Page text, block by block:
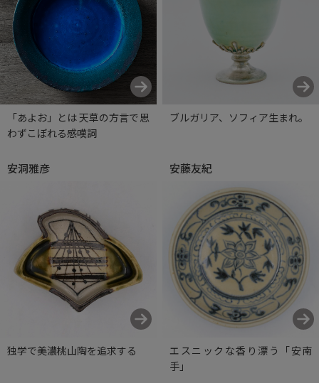
「あよお」とは 天草の方言で思
わずこぼれる感嘆詞
ブルガリア、ソフィア生まれ。
安洞雅彦
独学で美濃桃山陶を追求する
安藤友紀
エスニックな香り漂う「安南
手」